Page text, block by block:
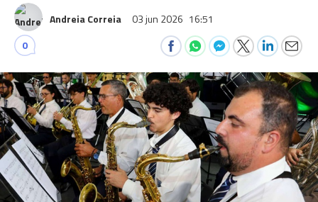
Andreia Correia 03 jun 2026 16:51
0